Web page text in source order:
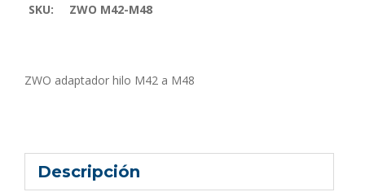
SKU:
ZWO M42-M48
ZWO adaptador hilo M42 a M48
Descripción